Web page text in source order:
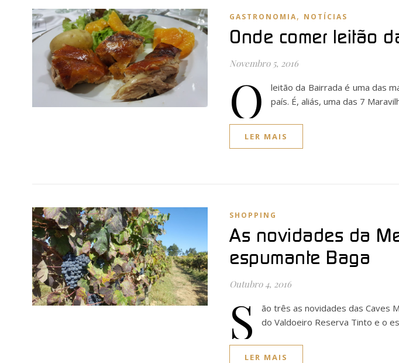
GASTRONOMIA, NOTÍCIAS
Onde comer leitão
Novembro 5, 2016
O
leitão da Bairrada é uma das
país. É, aliás, uma das 7
LER MAIS
SHOPPING
As novidades da
espumante Baga
Outubro 4, 2016
S
ão três as novidades das Caves
do Valdoeiro Reserva Tinto e o
LER MAIS